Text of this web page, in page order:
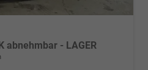
abnehmbar - LAGER